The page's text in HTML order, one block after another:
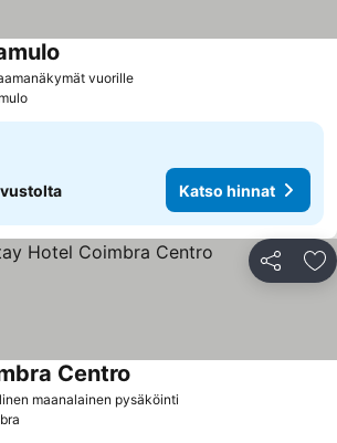
vuorille
Katso hinnat
Jaa
maanalainen pysäköinti
Centro